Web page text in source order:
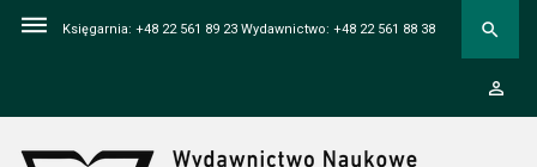
dehaze Księgarnia: +48 22 561 89 23 Wydawnictwo: +48 22 561 88 38 search
person_outline